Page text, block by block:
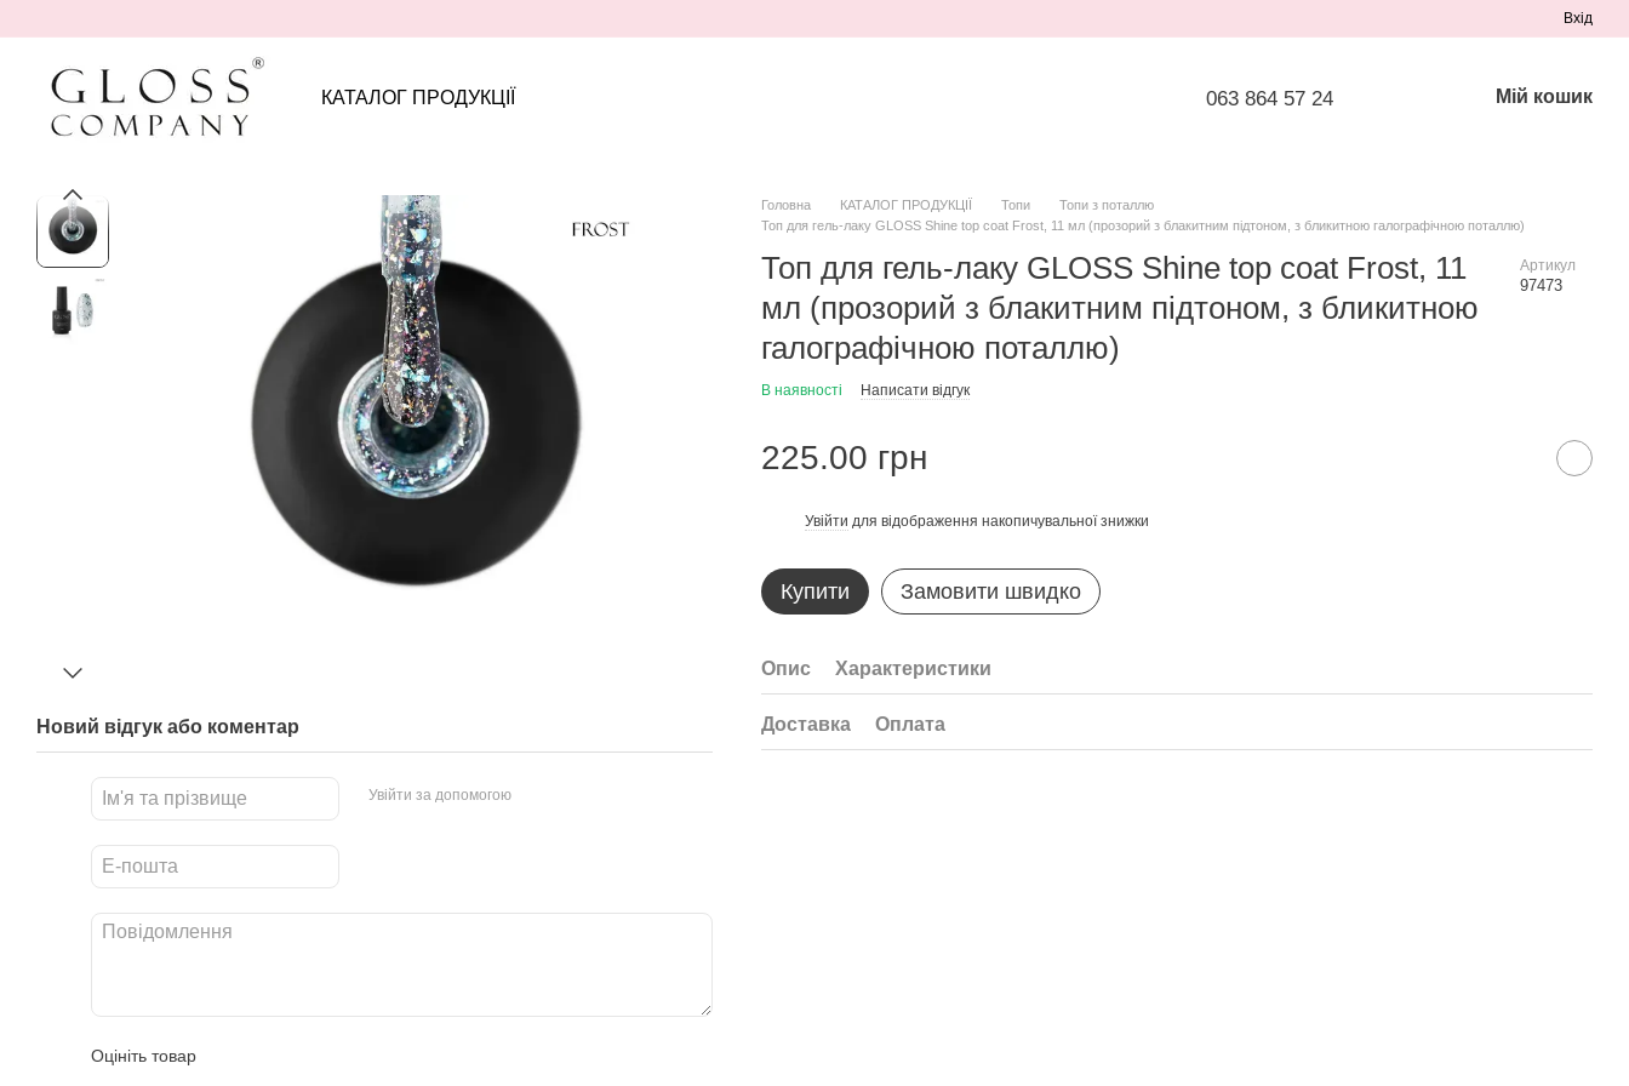
Вхід
КАТАЛОГ ПРОДУКЦІЇ 063 864 57 24 Мій кошик
Новий відгук або коментар
Увійти за допомогою
Оцініть товар
Головна КАТАЛОГ ПРОДУКЦІЇ Топи
Топи з поталлю
Топ для гель-лаку GLOSS Shine top coat Frost, 11 мл (прозорий з блакитним підтоном, з бликитною галографічною поталлю)
Топ для гель-лаку GLOSS Shine top coat Frost, 11
мл (прозорий з блакитним підтоном, з бликитною
галографічною поталлю)
Артикул
97473
В наявності Написати відгук
225.00 грн
Увійти для відображення накопичувальної знижки
Купити Замовити швидко
Опис Характеристики
Доставка Оплата